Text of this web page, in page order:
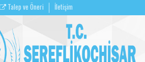
Talep ve Öneri İletişim